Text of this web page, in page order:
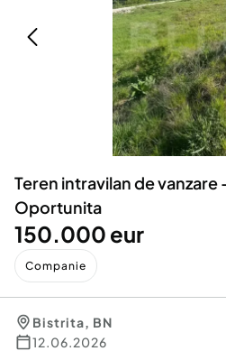
Servicii
Animale de companie
Afaceri și echipamente
Inchiriere Bunuri si Vehicule
Utilaje agricole si industriale
Piese auto si accesorii
Teren intravilan de
Oportunita
150.000 eur
Companie
Bistrita, BN
12.06.2026